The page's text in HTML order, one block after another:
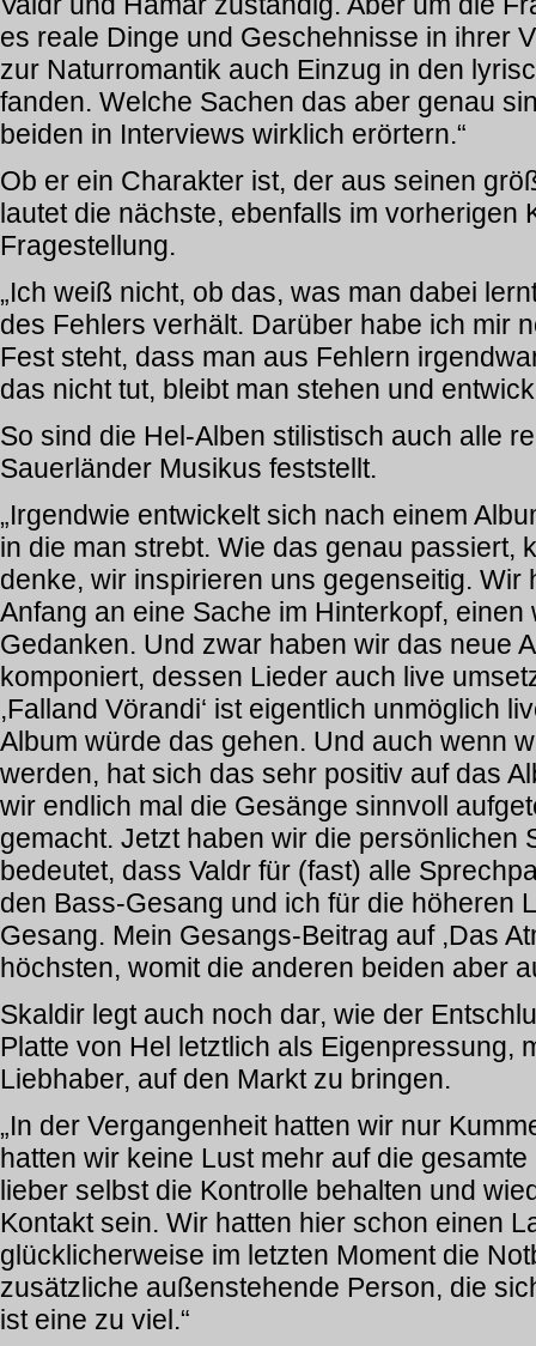
es reale Dinge und Geschehnisse in ihrer
zur Naturromantik auch Einzug in den
fanden. Welche Sachen das aber genau
beiden in Interviews wirklich erörtern.“
Ob er ein Charakter ist, der aus seinen
lautet die nächste, ebenfalls im vorherigen
Fragestellung.
„Ich weiß nicht, ob das, was man dabei
des Fehlers verhält. Darüber habe ich mir
Fest steht, dass man aus Fehlern
das nicht tut, bleibt man stehen und
So sind die Hel-Alben stilistisch auch alle
Sauerländer Musikus feststellt.
„Irgendwie entwickelt sich nach einem
in die man strebt. Wie das genau passiert,
denke, wir inspirieren uns gegenseitig. Wir
Anfang an eine Sache im Hinterkopf,
Gedanken. Und zwar haben wir das neue
komponiert, dessen Lieder auch live
,Falland Vörandi‘ ist eigentlich unmöglich
Album würde das gehen. Und auch wenn
werden, hat sich das sehr positiv auf das
wir endlich mal die Gesänge sinnvoll
gemacht. Jetzt haben wir die persönlichen
bedeutet, dass Valdr für (fast) alle
den Bass-Gesang und ich für die höheren
Gesang. Mein Gesangs-Beitrag auf ,Das
höchsten, womit die anderen beiden aber
Skaldir legt auch noch dar, wie der
Platte von Hel letztlich als Eigenpressung,
Liebhaber, auf den Markt zu bringen.
„In der Vergangenheit hatten wir nur
hatten wir keine Lust mehr auf die
lieber selbst die Kontrolle behalten und
Kontakt sein. Wir hatten hier schon einen
glücklicherweise im letzten Moment die
zusätzliche außenstehende Person, die
ist eine zu viel.“